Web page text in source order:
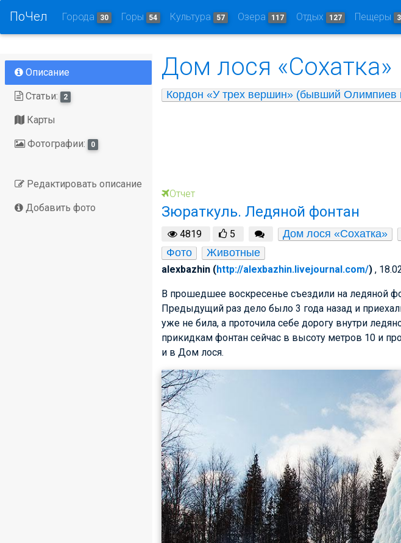
ПоЧел Города 30 Горы 54 Культура 57 Озера 117 Отдых 127 Пещеры
Описание
Статьи: 2
Карты
Фотографии: 0
Редактировать описание
Добавить фото
Дом лося «Сохатка»
Кордон «У трех вершин» (бывший Олимпиев
Отчет
Зюраткуль. Ледяной фонтан
4819 5 Дом лося «Сохатка»
Фото
Животные
alexbazhin (http://alexbazhin.livejournal.com/) ,
В прошедшее воскресенье съездили на ледяной
Предыдущий раз дело было 3 года назад и
уже не била, а проточила себе дорогу внутри
прикидкам фонтан сейчас в высоту метров 10 и
и в Дом лося.